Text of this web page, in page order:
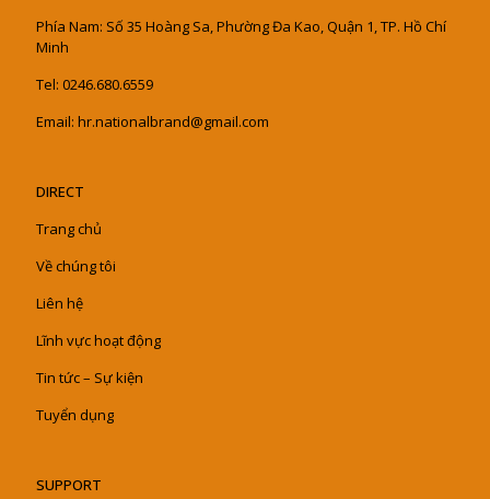
Phía Nam: Số 35 Hoàng Sa, Phường Đa Kao, Quận 1, TP. Hồ Chí
Minh
Tel: 0246.680.6559
Email: hr.nationalbrand@gmail.com
DIRECT
Trang chủ
Về chúng tôi
Liên hệ
Lĩnh vực hoạt động
Tin tức – Sự kiện
Tuyển dụng
SUPPORT